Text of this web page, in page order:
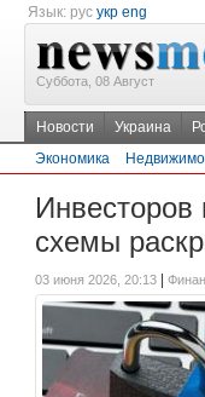
Язык: рус укр eng
Суббота, 08 Август
Новости Украина
Экономика
схемы
03 июня 2026, 20:13